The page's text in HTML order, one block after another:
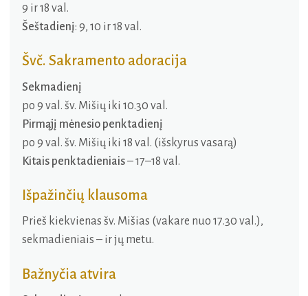
9 ir 18 val.
Šeštadienį: 9, 10 ir 18 val.
Švč. Sakramento adoracija
Sekmadienį
po 9 val. šv. Mišių iki 10.30 val.
Pirmąjį mėnesio penktadienį
po 9 val. šv. Mišių iki 18 val. (išskyrus vasarą)
Kitais penktadieniais– 17–18 val.
Išpažinčių klausoma
Prieš kiekvienas šv. Mišias (vakare nuo 17.30 val.),
sekmadieniais – ir jų metu.
Bažnyčia atvira